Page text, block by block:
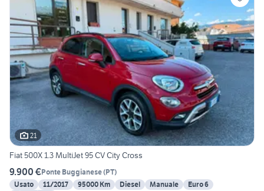
21
Fiat 500X 1.3 MultiJet 95 CV City Cross
9.900 €Ponte Buggianese(PT)
Usato
11/2017 95000 Km Diesel Manuale
Euro 6